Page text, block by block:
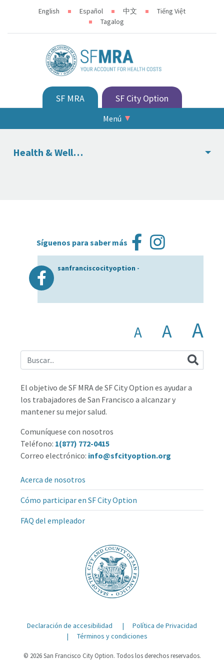
English Español 中文
Tiếng Việt
Tagalog
SF MRA SF City Option
Menú
Health & Wellness
Síguenos para saber más
sanfranciscocityoption -
A A A
El objetivo de SF MRA de SF City Option es ayudar a
los trabajadores de San Francisco a alcanzar y
mantener su mejor salud.
Comuníquese con nosotros
Teléfono: 1(877) 772-0415
Correo electrónico: info@sfcityoption.org
Acerca de nosotros
Cómo participar en SF City Option
FAQ del empleador
Declaración de accesibilidad
Política de Privacidad
Términos y condiciones
© 2026 San Francisco City Option. Todos los derechos reservados.